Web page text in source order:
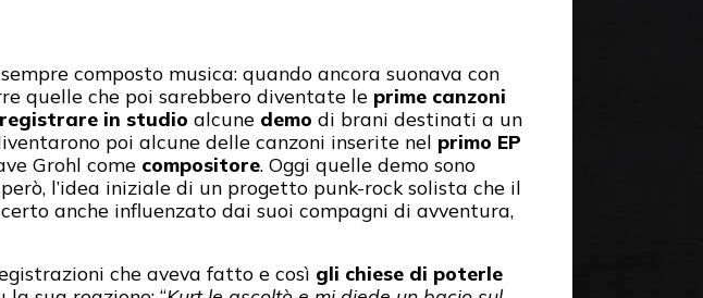
composto musica: quando ancora suonava con
quelle che poi sarebbero diventate le prime canzoni
registrare in studio alcune demo di brani destinati a un
poi alcune delle canzoni inserite nel primo EP
Grohl come compositore. Oggi quelle demo sono
l’idea iniziale di un progetto punk-rock solista che il
anche influenzato dai suoi compagni di avventura,
che aveva fatto e così gli chiese di poterle